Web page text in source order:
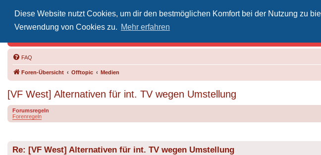
Diese Website nutzt Cookies, um dir den bestmöglichen Komfort bei der Nutzung zu
Verwendung von Cookies zu. Mehr erfahren
FAQ
Foren-Übersicht Offtopic Medien
[VF West] Alternativen für int. TV wegen Umstellung
Forumsregeln
Forenregeln
Re: [VF West] Alternativen für int. TV wegen Umstellung